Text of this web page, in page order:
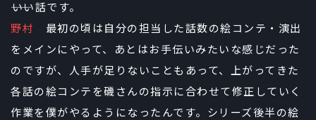
――いい話です。
野村 最初の頃は自分の担当した話数の絵コンテ・演出
をメインにやって、あとはお手伝いみたいな感じだった
のですが、人手が足りないこともあって、上がってきた
各話の絵コンテを磯さんの指示に合わせて修正していく
作業を僕がやるようになったんです。シリーズ後半の絵